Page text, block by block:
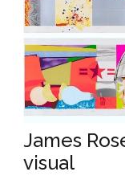
James
visual